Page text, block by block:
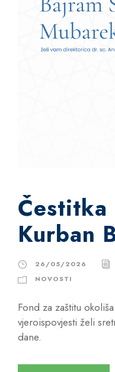
Čestitka
Kurban
26/05/2026
NOVOSTI
Fond za zaštitu
vjeroispovjesti želi
dane.